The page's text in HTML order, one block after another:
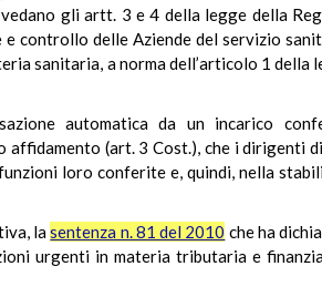
gli artt. 3 e 4 della legge della
controllo delle Aziende del servizio
sanitaria, a norma dell’articolo 1 della
automatica da un incarico
(art. 3 Cost.), che i dirigenti
loro conferite e, quindi, nella
lasentenza n. 81 del 2010 che ha
urgenti in materia tributaria e